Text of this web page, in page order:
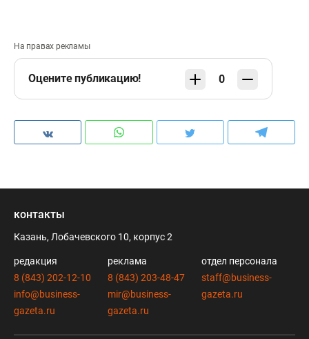
На правах рекламы
Оцените публикацию! 0
контакты
Казань, Лобачевского 10, корпус 2
редакция
8 (843) 202-12-10
info@business-
gazeta.ru
реклама
8 (843) 203-48-47
mir@business-
gazeta.ru
отдел персонала
staff@business-
gazeta.ru